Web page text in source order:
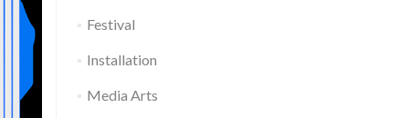
Festival
Installation
Media Arts